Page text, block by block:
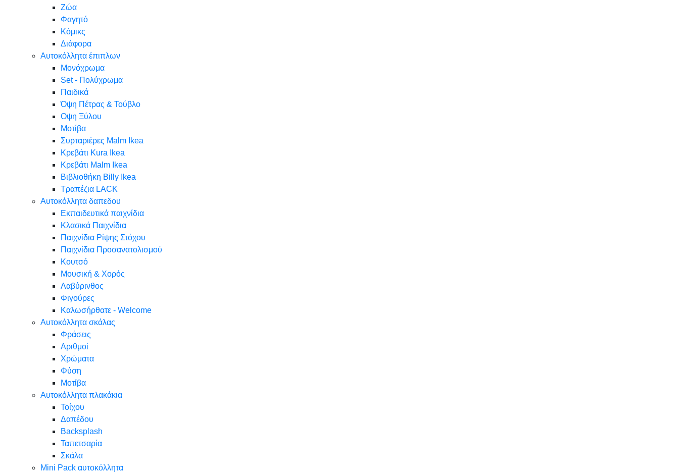
Ζώα
Φαγητό
Κόμικς
Διάφορα
Αυτοκόλλητα έπιπλων
Μονόχρωμα
Set - Πολύχρωμα
Παιδικά
Όψη Πέτρας & Τούβλο
Oψη Ξύλου
Μοτίβα
Συρταριέρες Malm Ikea
Κρεβάτι Kura Ikea
Κρεβάτι Malm Ikea
Βιβλιοθήκη Billy Ikea
Τραπέζια LACK
Αυτοκόλλητα δαπεδου
Εκπαιδευτικά παιχνίδια
Κλασικά Παιχνίδια
Παιχνίδια Ρίψης Στόχου
Παιχνίδια Προσανατολισμού
Κουτσό
Μουσική & Χορός
Λαβύρινθος
Φιγούρες
Καλωσήρθατε - Welcome
Αυτοκόλλητα σκάλας
Φράσεις
Αριθμοί
Χρώματα
Φύση
Μοτίβα
Αυτοκόλλητα πλακάκια
Τοίχου
Δαπέδου
Backsplash
Ταπετσαρία
Σκάλα
Mini Pack αυτοκόλλητα